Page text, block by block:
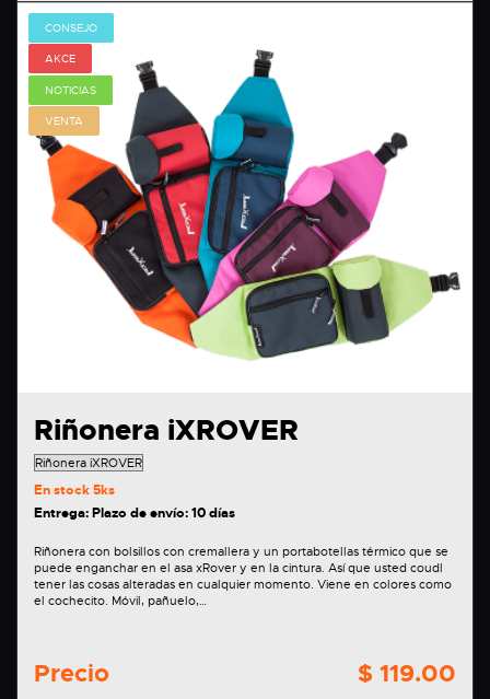
CONSEJO
AKCE
NOTICIAS
VENTA
Riñonera iXROVER
En stock5ks
Entrega: Plazo de envío: 10 días
Riñonera con bolsillos con cremallera y un portabotellas térmico que se
puede enganchar en el asa xRover y en la cintura. Así que usted coudl
tener las cosas alteradas en cualquier momento. Viene en colores como
el cochecito. Móvil, pañuelo,…
Precio $ 119.00